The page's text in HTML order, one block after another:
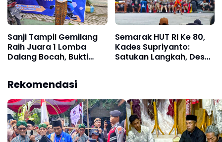
Sanji Tampil Gemilang
Raih Juara 1 Lomba
Dalang Bocah, Bukti
Selaras
Semarak HUT RI Ke 80,
Kades Supriyanto:
Satukan Langkah, Desa
Rekomendasi